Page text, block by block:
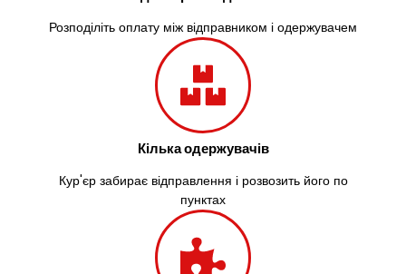
Розподіліть оплату між відправником і одержувачем
Кілька одержувачів
Кур'єр забирає відправлення і розвозить його по
пунктах
Жовті Води
Олександрія
Авангард